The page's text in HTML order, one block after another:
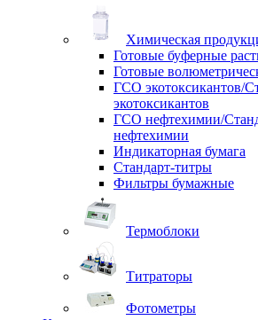
Химическая
Готовые буферные
Готовые
ГСО экотоксикантов/
экотоксикантов
ГСО нефтехимии/
нефтехимии
Индикаторная бумага
Стандарт-титры
Фильтры бумажные
Термоблоки
Титраторы
Фотометры